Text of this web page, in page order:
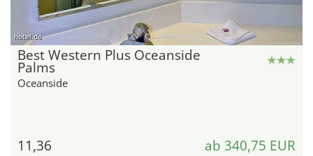
hotel.de
Best Western Plus Oceanside
Palms
Oceanside
11,36 ab 340,75 EUR